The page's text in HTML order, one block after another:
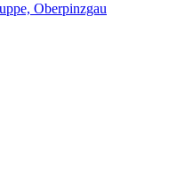
Oberpinzgau